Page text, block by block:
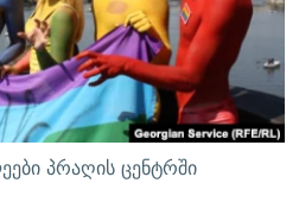
COVID-19
ᲘᲡᲢᲝᲠᲘᲐ
- ᲐᲛᲝᲣᲗᲥᲛᲔᲚᲘ ᲐᲛᲑᲐᲕᲘ
პრაღის ცენტრში